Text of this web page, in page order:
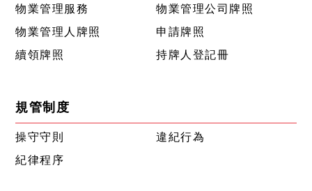
物業管理服務
物業管理公司牌照
物業管理人牌照
申請牌照
續領牌照
持牌人登記冊
規管制度
操守守則
違紀行為
紀律程序